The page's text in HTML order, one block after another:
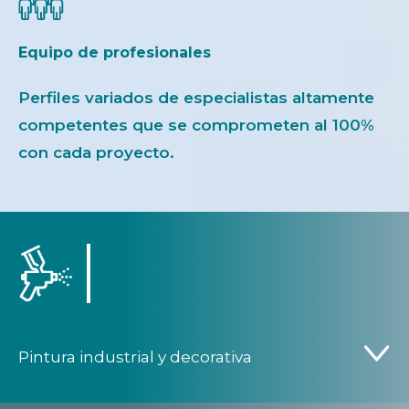
Equipo de profesionales
Perfiles variados de especialistas altamente
competentes que se comprometen al 100%
con cada proyecto.
Pintura industrial y decorativa